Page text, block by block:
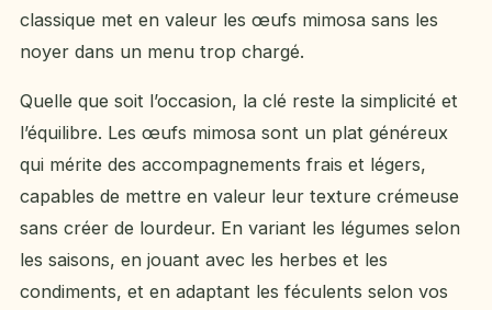
classique met en valeur les œufs mimosa sans les
noyer dans un menu trop chargé.
Quelle que soit l’occasion, la clé reste la simplicité et
l’équilibre. Les œufs mimosa sont un plat généreux
qui mérite des accompagnements frais et légers,
capables de mettre en valeur leur texture crémeuse
sans créer de lourdeur. En variant les légumes selon
les saisons, en jouant avec les herbes et les
condiments, et en adaptant les féculents selon vos